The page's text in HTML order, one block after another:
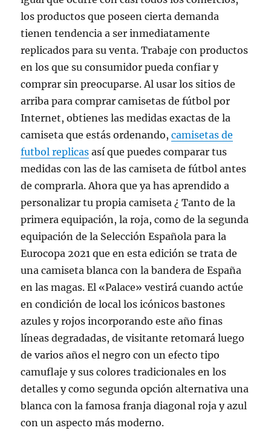
los productos que poseen cierta demanda
tienen tendencia a ser inmediatamente
replicados para su venta. Trabaje con productos
en los que su consumidor pueda confiar y
comprar sin preocuparse. Al usar los sitios de
arriba para comprar camisetas de fútbol por
Internet, obtienes las medidas exactas de la
camiseta que estás ordenando,camisetas de
futbol replicas así que puedes comparar tus
medidas con las de las camiseta de fútbol antes
de comprarla. Ahora que ya has aprendido a
personalizar tu propia camiseta ¿ Tanto de la
primera equipación, la roja, como de la segunda
equipación de la Selección Española para la
Eurocopa 2021 que en esta edición se trata de
una camiseta blanca con la bandera de España
en las magas. El «Palace» vestirá cuando actúe
en condición de local los icónicos bastones
azules y rojos incorporando este año finas
líneas degradadas, de visitante retomará luego
de varios años el negro con un efecto tipo
camuflaje y sus colores tradicionales en los
detalles y como segunda opción alternativa una
blanca con la famosa franja diagonal roja y azul
con un aspecto más moderno.